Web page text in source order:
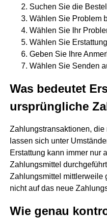
Suchen Sie die
Wählen Sie Problem
Wählen Sie Ihr
Wählen Sie
Geben Sie Ihre
Wählen Sie Senden
Was bedeutet
ursprüngliche
Zahlungstransaktionen,
lassen sich unter
Erstattung kann immer nur
Zahlungsmittel
Zahlungsmittel mittlerweile
nicht auf das neue
Wie genau